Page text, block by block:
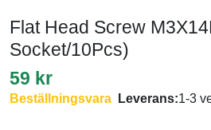
Flat Head Screw
Socket/10Pcs)
59 kr
Beställningsvara Leverans:1-3